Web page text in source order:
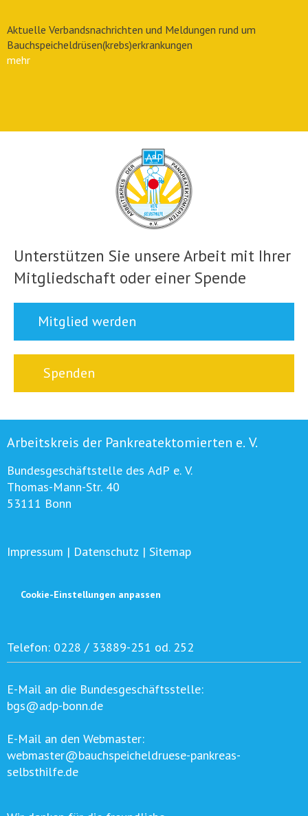
Aktuelle Verbandsnachrichten und Meldungen rund um
Bauchspeicheldrüsen(krebs)erkrankungen
mehr
Unterstützen Sie unsere Arbeit mit Ihrer
Mitgliedschaft oder einer Spende
Mitglied werden
Spenden
Arbeitskreis der Pankreatektomierten e. V.
Bundesgeschäftstelle des AdP e. V.
Thomas-Mann-Str. 40
53111 Bonn
Impressum | Datenschutz | Sitemap
Cookie-Einstellungen anpassen
Telefon: 0228 / 33889-251 od. 252
E-Mail an die Bundesgeschäftsstelle:
bgs@adp-bonn.de
E-Mail an den Webmaster:
webmaster@bauchspeicheldruese-pankreas-
selbsthilfe.de